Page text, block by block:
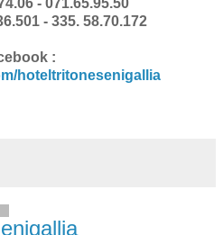
- 335. 58.70.172
:
hoteltritonesenigallia